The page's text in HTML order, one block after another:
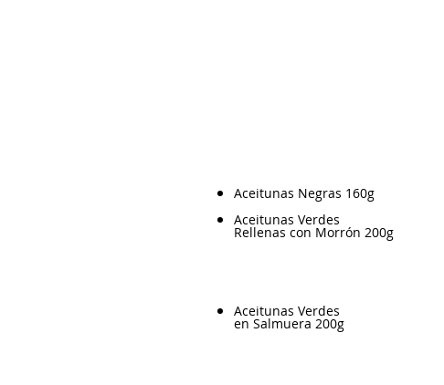
Aceitunas Negras 160g
Aceitunas Verdes
Rellenas con Morrón 200g
Aceitunas Verdes
en Salmuera 200g